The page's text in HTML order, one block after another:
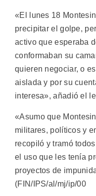
«El lunes 18
precipitar el golpe,
activo que esperaba
conformaban su
quieren negociar, o
aislada y por su
interesa», añadió el
«Asumo que
militares, políticos y
recopiló y tramó
el uso que les tenía
proyectos de
(FIN/IPS/al/mj/ip/00